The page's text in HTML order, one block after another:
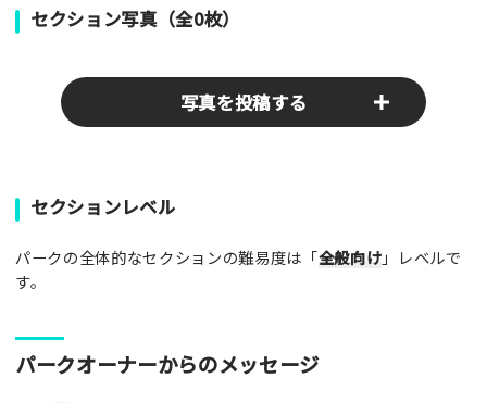
セクション写真（全0枚）
写真を投稿する
パークやスポットの写真をぜひお送りください！あなたの写真
がみんなの参考となります！
写真
[text photo1alt placeholder "写真の解説※任意]
セクションレベル
パークの全体的なセクションの難易度は「全般向け」レベルで
す。
パークオーナーからのメッセージ